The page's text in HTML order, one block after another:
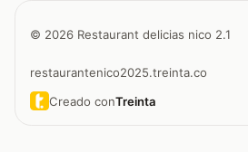
© 2026 Restaurant delicias nico 2.1
restaurantenico2025.treinta.co
Creado conTreinta